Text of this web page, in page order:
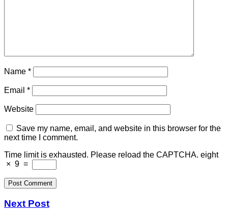
Name *
Email *
Website
Save my name, email, and website in this browser for the
next time I comment.
Time limit is exhausted. Please reload the CAPTCHA. eight
× 9 =
Next Post